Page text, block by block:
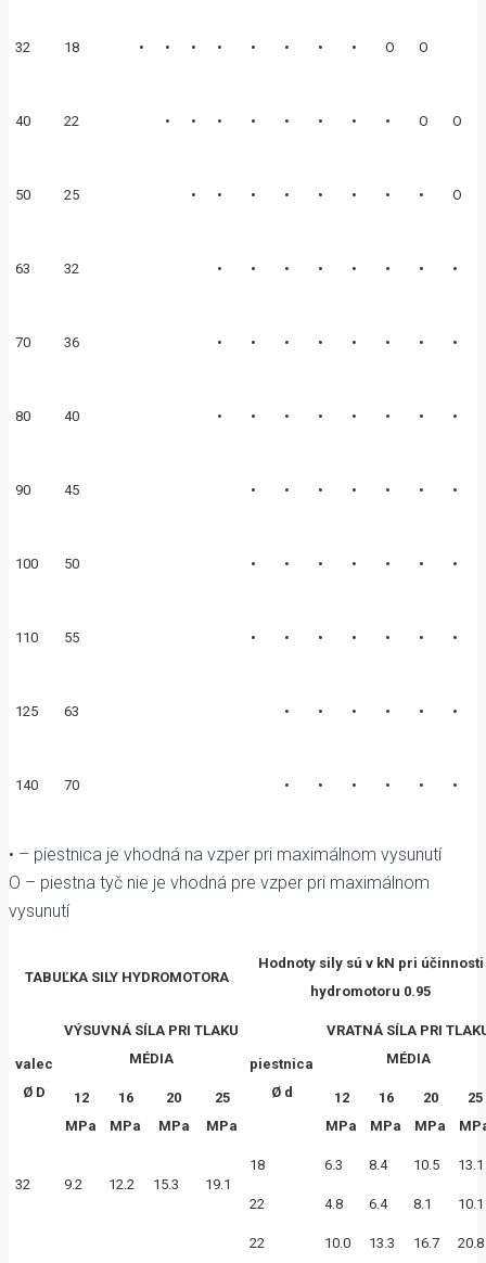
32 18 • • • • • • • • O O
40 22 • • • • • • • • O O
50 25 • • • • • • • • O
63 32 • • • • • • • •
70 36 • • • • • • • •
80 40 • • • • • • • •
90 45 • • • • • • •
100 50 • • • • • • •
110 55 • • • • • • •
125 63 • • • • • •
140 70 • • • • • •
• – piestnica je vhodná na vzper pri maximálnom vysunutí
O – piestna tyč nie je vhodná pre vzper pri maximálnom
vysunutí
TABUĽKA SILY HYDROMOTORA
Hodnoty sily sú v kN pri účinnosti
hydromotoru 0.95
valec
Ø D
VÝSUVNÁ SÍLA PRI TLAKU
MÉDIA
piestnica
Ø d
VRATNÁ SÍLA PRI
MÉDIA
12
MPa
16
MPa
20
MPa
25
MPa
12
MPa
16
MPa
20
MPa
25
32 9.2 12.2 15.3 19.1
18 6.3 8.4 10.5 13.1
22 4.8 6.4 8.1 10.1
22 10.0 13.3 16.7 20.8